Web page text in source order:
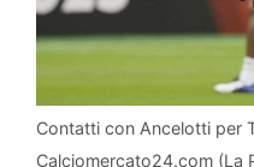
Contatti con Ancelotti per
Calciomercato24.com (La